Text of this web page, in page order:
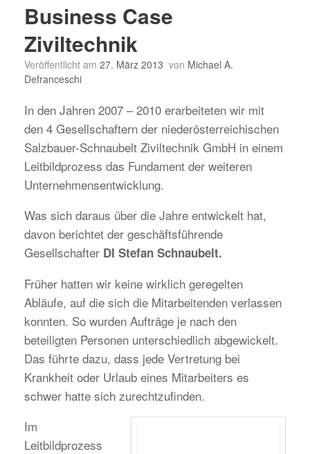
Business Case
Ziviltechnik
Veröffentlicht am 27. März 2013 von Michael A.
Defranceschi
In den Jahren 2007 – 2010 erarbeiteten wir mit
den 4 Gesellschaftern der niederösterreichischen
Salzbauer-Schnaubelt Ziviltechnik GmbH in einem
Leitbildprozess das Fundament der weiteren
Unternehmensentwicklung.
Was sich daraus über die Jahre entwickelt hat,
davon berichtet der geschäftsführende
Gesellschafter DI Stefan Schnaubelt.
Früher hatten wir keine wirklich geregelten
Abläufe, auf die sich die Mitarbeitenden verlassen
konnten. So wurden Aufträge je nach den
beteiligten Personen unterschiedlich abgewickelt.
Das führte dazu, dass jede Vertretung bei
Krankheit oder Urlaub eines Mitarbeiters es
schwer hatte sich zurechtzufinden.
Im
Leitbildprozess